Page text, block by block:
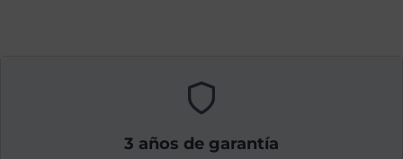
3 años de garantía